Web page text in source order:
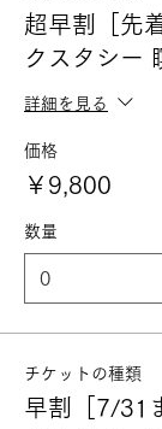
超早割［先
クスタシー
詳細を見る
価格
￥9,800
数量
チケットの種類
早割［7/31